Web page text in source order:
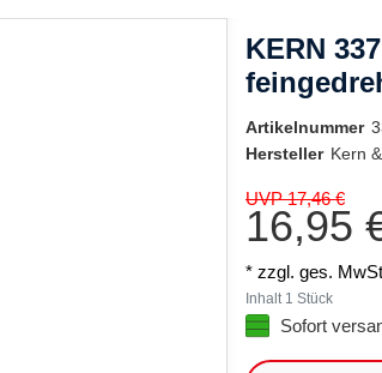
KERN
Artikelnummer
Hersteller Kern
UVP 17,46 €
16,95
* zzgl. ges.
Inhalt 1 Stück
Sofort